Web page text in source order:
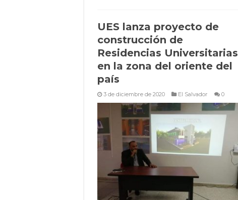
UES lanza proyecto de
construcción de
Residencias Universitarias
en la zona del oriente del
país
3 de diciembre de 2020 El Salvador 0